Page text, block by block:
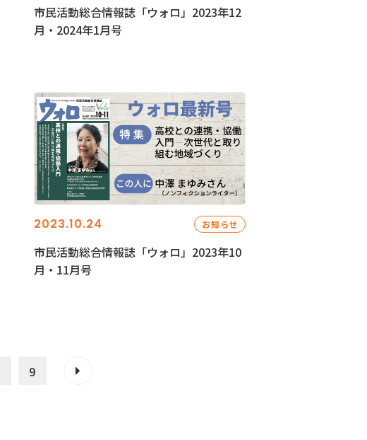
市民活動総合情報誌「ウォロ」2023年12
月・2024年1月号
2023.10.24 お知らせ
市民活動総合情報誌「ウォロ」2023年10
月・11月号
9